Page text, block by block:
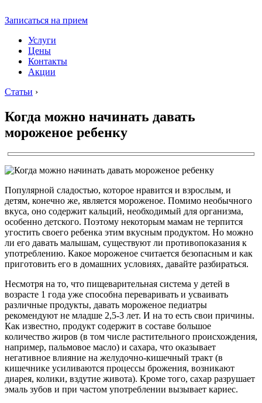
Записаться на прием
Услуги
Цены
Контакты
Акции
Статьи ›
Когда можно начинать давать
мороженое ребенку
Популярной сладостью, которое нравится и взрослым, и
детям, конечно же, является мороженое. Помимо необычного
вкуса, оно содержит кальций, необходимый для организма,
особенно детского. Поэтому некоторым мамам не терпится
угостить своего ребенка этим вкусным продуктом. Но можно
ли его давать малышам, существуют ли противопоказания к
употреблению. Какое мороженое считается безопасным и как
приготовить его в домашних условиях, давайте разбираться.
Несмотря на то, что пищеварительная система у детей в
возрасте 1 года уже способна переваривать и усваивать
различные продукты, давать мороженое педиатры
рекомендуют не младше 2,5-3 лет. И на то есть свои причины.
Как известно, продукт содержит в составе большое
количество жиров (в том числе растительного происхождения,
например, пальмовое масло) и сахара, что оказывает
негативное влияние на желудочно-кишечный тракт (в
кишечнике усиливаются процессы брожения, возникают
диарея, колики, вздутие живота). Кроме того, сахар разрушает
эмаль зубов и при частом употреблении вызывает кариес.